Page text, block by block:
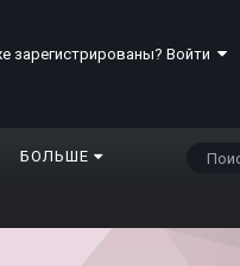
зарегистрированы? Войти
БОЛЬШЕ